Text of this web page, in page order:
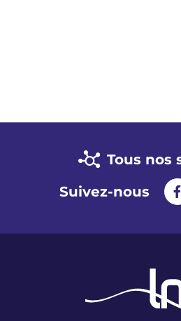
Tous nos
Suivez-nous